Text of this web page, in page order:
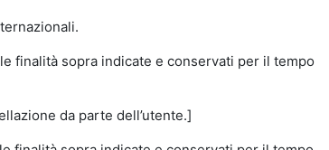
finalità sopra indicate e conservati per il tempo
da parte dell’utente.]